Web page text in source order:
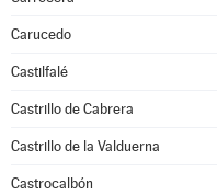
Carucedo
Castilfalé
Castrillo de Cabrera
Castrillo de la Valduerna
Castrocalbón